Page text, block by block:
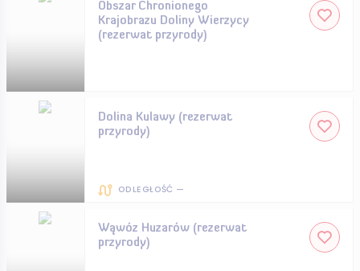
Obszar Chronionego
Krajobrazu Doliny Wierzycy
(rezerwat przyrody)
Dolina Kulawy (rezerwat
przyrody)
ODLEGŁOŚĆ —
Wąwóz Huzarów (rezerwat
przyrody)